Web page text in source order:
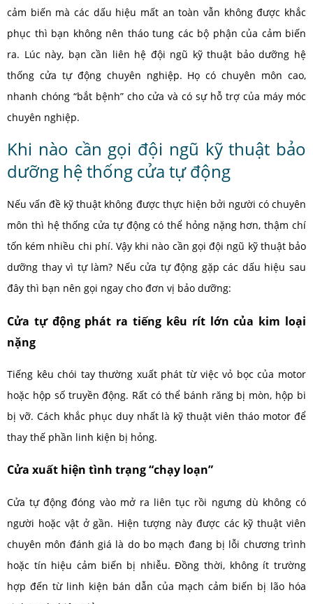
cảm biến mà các dấu hiệu mất an toàn vẫn không được khắc
phục thì bạn không nên tháo tung các bộ phận của cảm biến
ra. Lúc này, bạn cần liên hệ đội ngũ kỹ thuật bảo dưỡng hệ
thống cửa tự động chuyên nghiệp. Họ có chuyên môn cao,
nhanh chóng “bắt bệnh” cho cửa và có sự hỗ trợ của máy móc
chuyên nghiệp.
Khi nào cần gọi đội ngũ kỹ thuật bảo
dưỡng hệ thống cửa tự động
Nếu vấn đề kỹ thuật không được thực hiện bởi người có chuyên
môn thì hệ thống cửa tự động có thể hỏng nặng hơn, thậm chí
tốn kém nhiều chi phí. Vậy khi nào cần gọi đội ngũ kỹ thuật bảo
dưỡng thay vì tự làm? Nếu cửa tự động gặp các dấu hiệu sau
đây thì bạn nên gọi ngay cho đơn vị bảo dưỡng:
Cửa tự động phát ra tiếng kêu rít lớn của kim loại
nặng
Tiếng kêu chói tay thường xuất phát từ việc vỏ bọc của motor
hoặc hộp số truyền động. Rất có thể bánh răng bị mòn, hộp bi
bị vỡ. Cách khắc phục duy nhất là kỹ thuật viên tháo motor để
thay thế phần linh kiện bị hỏng.
Cửa xuất hiện tình trạng “chạy loạn”
Cửa tự động đóng vào mở ra liên tục rồi ngưng dù không có
người hoặc vật ở gần. Hiện tượng này được các kỹ thuật viên
chuyên môn đánh giá là do bo mạch đang bị lỗi chương trình
hoặc tín hiệu cảm biến bị nhiễu. Đồng thời, không ít trường
hợp đến từ linh kiện bán dẫn của mạch cảm biến bị lão hóa